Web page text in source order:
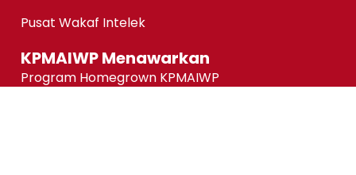
Pusat Wakaf Intelek
KPMAIWP Menawarkan
Program Homegrown KPMAIWP